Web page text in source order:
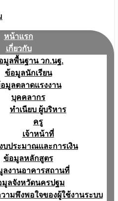
หน้าแรก
เกี่ยวกับ
มูลพื้นฐาน วก.นฐ.
ข้อมูลนักเรียน
มูลตลาดแรงงาน
บุคคลากร
ทำเนียบ ผู้บริหาร
ครู
เจ้าหน้าที่
ประมาณเเละการเงิน
ข้อมูลหลักสูตร
ลงานอาคารสถานที่
ลจังหวัดนครปฐม
ามพึงพอใจของผู้ใช้งานระบบ